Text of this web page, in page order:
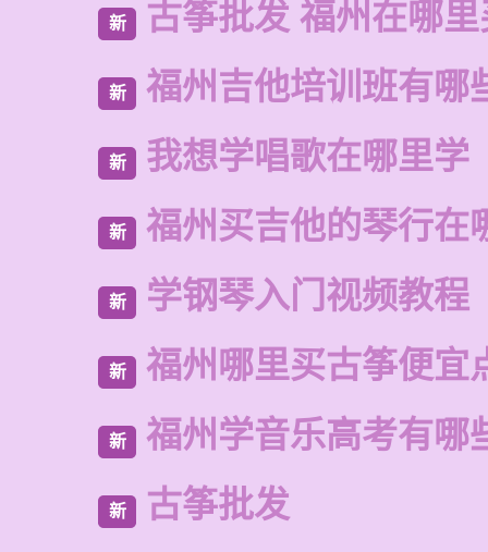
新 古筝批发 福州在哪
新 福州吉他培训班有哪
新 我想学唱歌在哪里学
新 福州买吉他的琴行在
新 学钢琴入门视频教程
新 福州哪里买古筝便宜
新 福州学音乐高考有哪
新 古筝批发